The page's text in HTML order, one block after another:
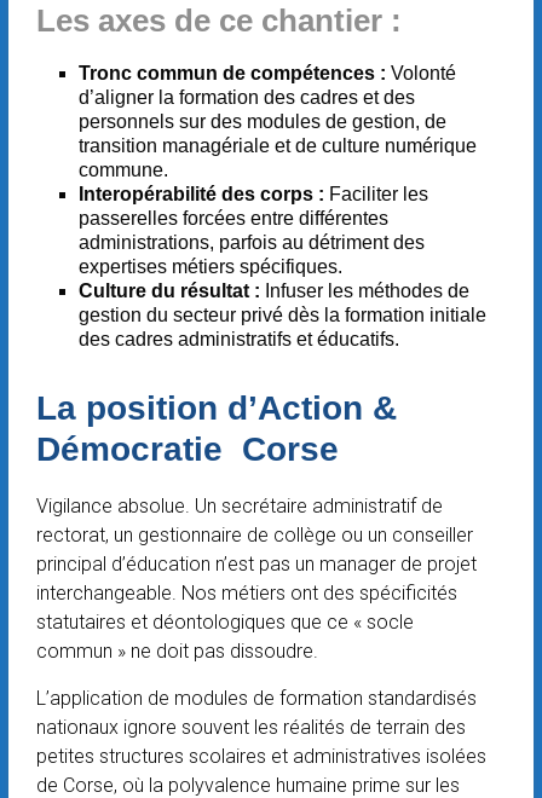
Les axes de ce chantier :
Tronc commun de compétences : Volonté
d’aligner la formation des cadres et des
personnels sur des modules de gestion, de
transition managériale et de culture numérique
commune.
Interopérabilité des corps : Faciliter les
passerelles forcées entre différentes
administrations, parfois au détriment des
expertises métiers spécifiques.
Culture du résultat : Infuser les méthodes de
gestion du secteur privé dès la formation initiale
des cadres administratifs et éducatifs.
La position d’Action &
Démocratie Corse
Vigilance absolue. Un secrétaire administratif de
rectorat, un gestionnaire de collège ou un conseiller
principal d’éducation n’est pas un manager de projet
interchangeable. Nos métiers ont des spécificités
statutaires et déontologiques que ce « socle
commun » ne doit pas dissoudre.
L’application de modules de formation standardisés
nationaux ignore souvent les réalités de terrain des
petites structures scolaires et administratives isolées
de Corse, où la polyvalence humaine prime sur les